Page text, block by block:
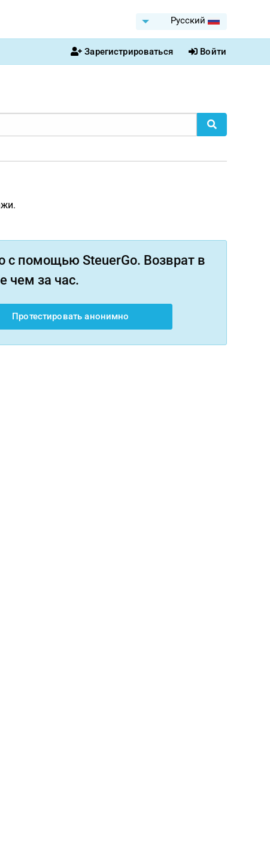
Pусский
Зарегистрироваться Войти
с помощью SteuerGo. Возврат в
чем за час.
Протестировать анонимно